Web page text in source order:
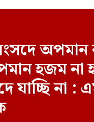
অপমান
হজম না
যাচ্ছি না :